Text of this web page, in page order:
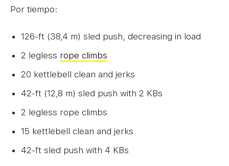
Por tiempo:
126-ft (38,4 m) sled push, decreasing in load
2 legless rope climbs
20 kettlebell clean and jerks
42-ft (12,8 m) sled push with 2 KBs
2 legless rope climbs
15 kettlebell clean and jerks
42-ft sled push with 4 KBs